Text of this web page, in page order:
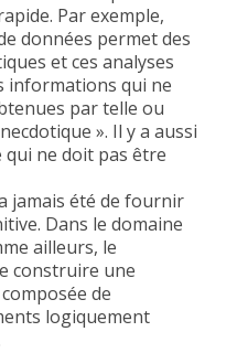
Par exemple,
données permet des
et ces analyses
informations qui ne
par telle ou
». Il y a aussi
qui ne doit pas être
jamais été de fournir
Dans le domaine
ailleurs, le
construire une
de
logiquement